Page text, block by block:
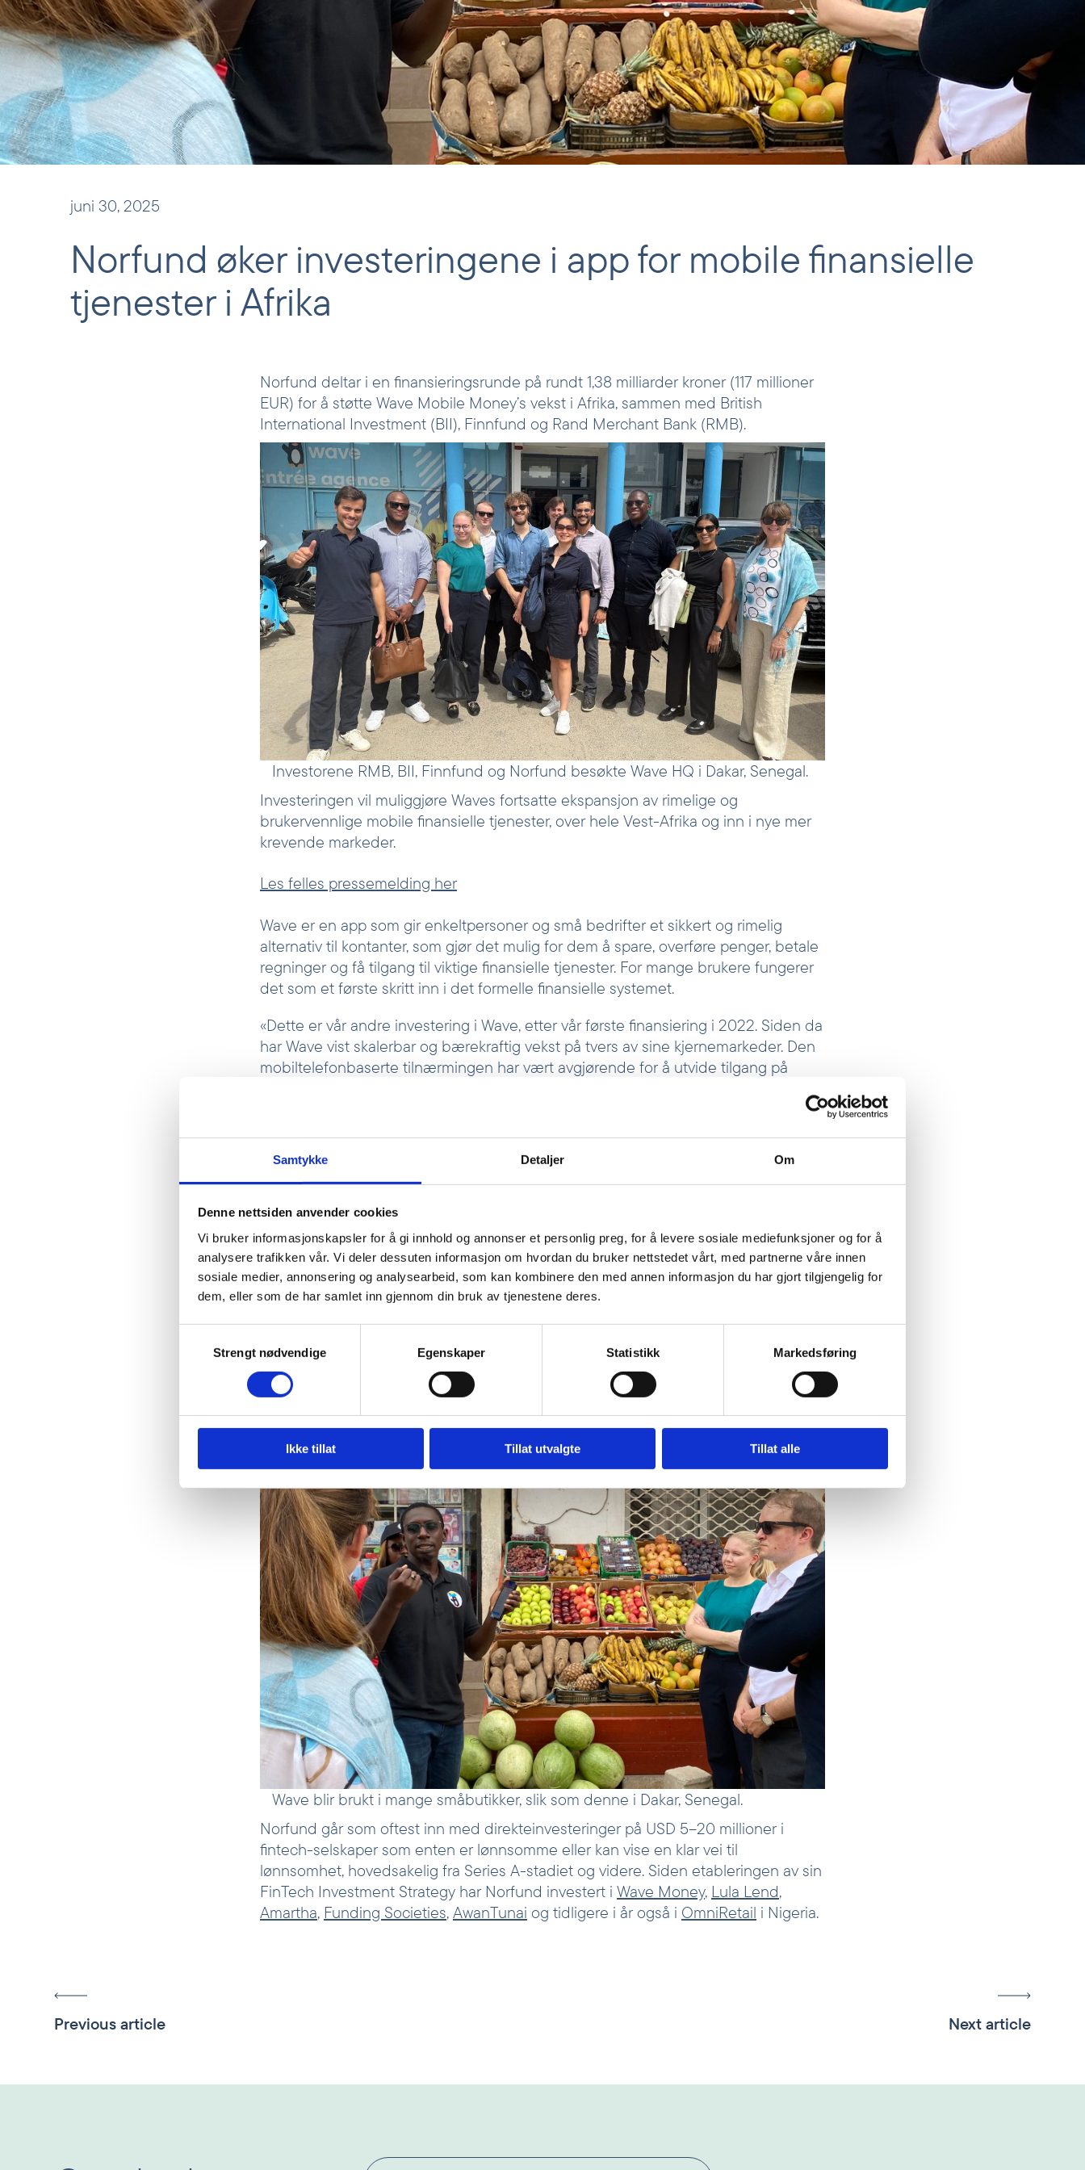
Samtykke Detaljer Om
Denne nettsiden anvender cookies
Vi bruker informasjonskapsler for å gi innhold og annonser et personlig preg, for å levere sosiale mediefunksjoner og for å
analysere trafikken vår. Vi deler dessuten informasjon om hvordan du bruker nettstedet vårt, med partnerne våre innen
sosiale medier, annonsering og analysearbeid, som kan kombinere den med annen informasjon du har gjort tilgjengelig for
dem, eller som de har samlet inn gjennom din bruk av tjenestene deres.
Strengt nødvendige
Egenskaper Statistikk Markedsføring
Ikke tillat Tillat utvalgte Tillat alle
juni 30, 2025
Norfund øker investeringene i app for mobile finansielle
tjenester i Afrika
Norfund deltar i en finansieringsrunde på rundt 1,38 milliarder kroner (117 millioner
EUR) for å støtte Wave Mobile Money’s vekst i Afrika, sammen med British
International Investment (BII), Finnfund og Rand Merchant Bank (RMB).
Investorene RMB, BII, Finnfund og Norfund besøkte Wave HQ i Dakar, Senegal.
Investeringen vil muliggjøre Waves fortsatte ekspansjon av rimelige og
brukervennlige mobile finansielle tjenester, over hele Vest-Afrika og inn i nye mer
krevende markeder.
Les felles pressemelding her
Wave er en app som gir enkeltpersoner og små bedrifter et sikkert og rimelig
alternativ til kontanter, som gjør det mulig for dem å spare, overføre penger, betale
regninger og få tilgang til viktige finansielle tjenester. For mange brukere fungerer
det som et første skritt inn i det formelle finansielle systemet.
«Dette er vår andre investering i Wave, etter vår første finansiering i 2022. Siden da
har Wave vist skalerbar og bærekraftig vekst på tvers av sine kjernemarkeder. Den
mobiltelefonbaserte tilnærmingen har vært avgjørende for å utvide tilgang på
og Gambia, i tillegg til økt rekkevidde i ustabile land som Burkina Faso, Mali og
Niger.
«Siden vi lanserte vår Fintech-strategi i 2022, har vi utvidet vår portefølje til å
inkludere digitale selskaper som driver finansiell inkludering på tvers av segmenter
Kathy Chang, Investment Manager i Norfund
Wave blir brukt i mange småbutikker, slik som denne i Dakar, Senegal.
Norfund går som oftest inn med direkteinvesteringer på USD 5–20 millioner i
fintech-selskaper som enten er lønnsomme eller kan vise en klar vei til
lønnsomhet, hovedsakelig fra Series A-stadiet og videre. Siden etableringen av sin
FinTech Investment Strategy har Norfund investert i Wave Money, Lula Lend,
Amartha, Funding Societies, AwanTunai og tidligere i år også i OmniRetail i Nigeria.
Previous article Next article